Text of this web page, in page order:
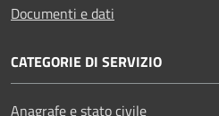
Documenti e dati
CATEGORIE DI SERVIZIO
Anagrafe e stato civile